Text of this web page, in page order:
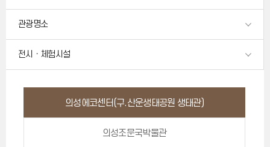
관광명소
전시ㆍ체험시설
의성에코센터(구.산운생태공원 생태관)
의성조문국박물관